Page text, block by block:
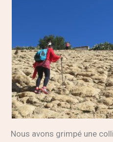
Nous avons grimpé une